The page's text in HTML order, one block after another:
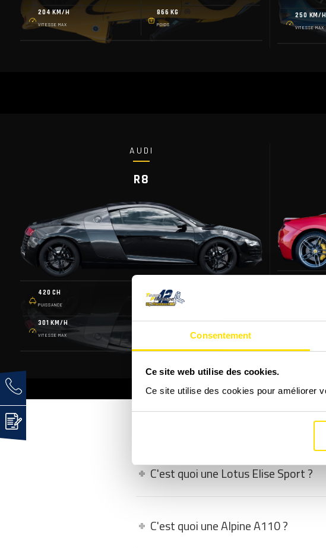
Consentement
Ce site web utilise des cookies.
Ce site utilise des cookies pour améliorer
204 KM/H
VITESSE MAX
866 KG
POIDS
250 KM/H
VITESSE MAX
AUDI
R8
420 CH
PUISSANCE
6 VITS.
PALLETTES
301 KM/H
VITESSE MAX
1 565 KG
FAQ - LES QUESTIONS
C'est quoi une Lotus Elise Sport ?
C'est quoi une Alpine A110 ?